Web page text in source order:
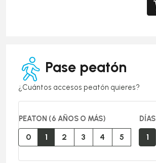
Pase peatón
¿Cuántos accesos peatón quieres?
PEATON (6 AÑOS O MÁS)
0 1 2 3 4 5
DÍAS
1